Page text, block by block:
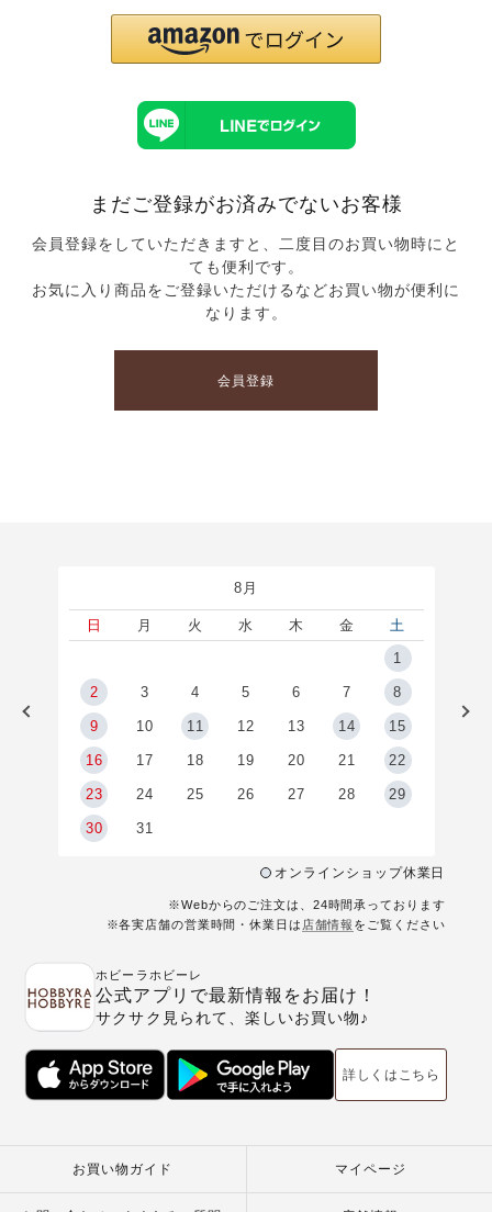
まだご登録がお済みでないお客様
会員登録をしていただきますと、二度目のお買い物時にと
ても便利です。
お気に入り商品をご登録いただけるなどお買い物が便利に
なります。
会員登録
8月
日 月 火 水 木 金
土
1
2 3 4 5 6 7 8
9 10 11 12 13 14 15
16 17 18 19 20 21 22
23 24 25 26 27 28 29
30 31
オンラインショップ休業日
※Webからのご注文は、24時間承っております
※各実店舗の営業時間・休業日は 店舗情報 をご覧ください
ホビーラホビーレ
公式アプリで最新情報をお届け！
サクサク見られて、楽しいお買い物♪
詳しくはこちら
お買い物ガイド マイページ